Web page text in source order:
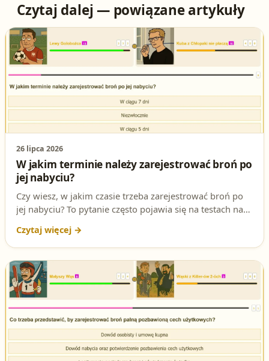
Czytaj dalej — powiązane artykuły
26 lipca 2026
W jakim terminie należy zarejestrować broń po
jej nabyciu?
Czy wiesz, w jakim czasie trzeba zarejestrować broń po
jej nabyciu? To pytanie często pojawia się na testach na
poznasz poprawną odpowiedź oraz podstawę prawną,
aby pewnie zaznaczyć właściwy termin na egzaminie.